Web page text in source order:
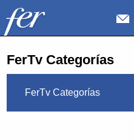
FerTv Categorías
FerTv Categorías